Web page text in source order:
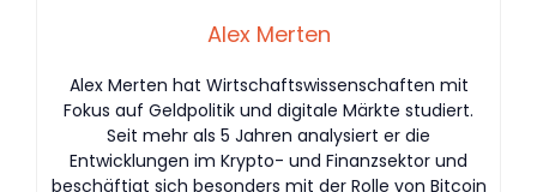
Alex Merten
Alex Merten hat Wirtschaftswissenschaften mit
Fokus auf Geldpolitik und digitale Märkte studiert.
Seit mehr als 5 Jahren analysiert er die
Entwicklungen im Krypto- und Finanzsektor und
beschäftigt sich besonders mit der Rolle von Bitcoin